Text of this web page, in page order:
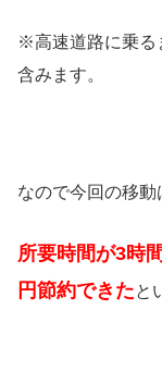
※高速道路に乗る
含みます。
なので今回の移動
所要時間が3時
円節約できたと